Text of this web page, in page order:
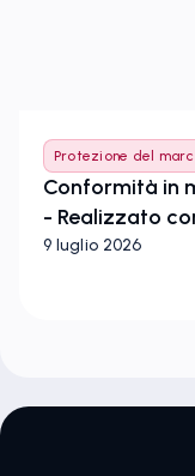
Protezione del
Conformità in
- Realizzato
9 luglio 2026